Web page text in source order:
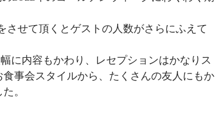
させて頂くとゲストの人数がさらにふえて
に内容もかわり、レセプションはかなりス
事会スタイルから、たくさんの友人にもか
。